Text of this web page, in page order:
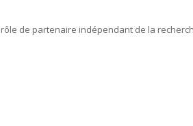
de partenaire indépendant de la